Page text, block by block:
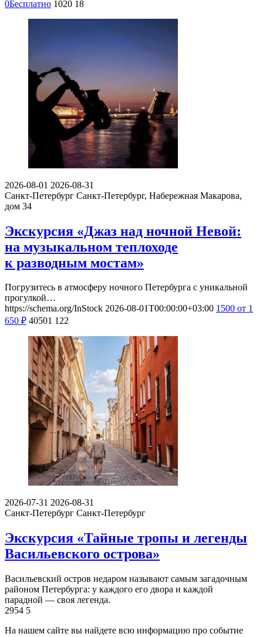
0Бесплатно 1020 18
2026-08-01 2026-08-31
Санкт-Петербург Санкт-Петербург, Набережная Макарова,
дом 34
Экскурсия «Джаз над ночной Невой:
на музыкальном теплоходе
к разводным мостам»
Погрузитесь в атмосферу ночного Петербурга с уникальной
прогулкой…
https://schema.org/InStock 2026-08-01T00:00:00+03:00 1500 от 1
650 ₽ 40501 122
2026-07-31 2026-08-31
Санкт-Петербург Санкт-Петербург
Экскурсия «Тайные тропы и легенды
Васильевского острова»
Васильевский остров недаром называют самым загадочным
районом Петербурга: у каждого его двора и каждой
парадной — своя легенда.
2954 5
На нашем сайте вы найдете всю информацию про событие